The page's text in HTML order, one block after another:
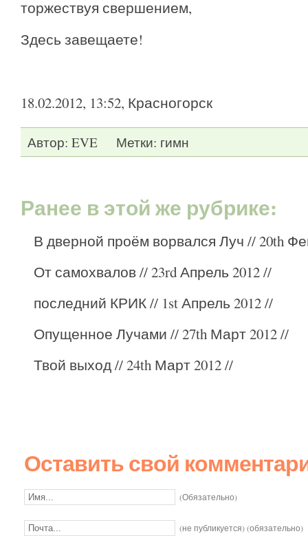
торжествуя свершением,
Здесь завещаете!
18.02.2012, 13:52, Красногорск
Автор: EVE Метки: гимн
Ранее в этой же рубрике:
В дверной проём ворвался Луч // 20th
От самохвалов// 23rd Апрель 2012 //
последний КРИК// 1st Апрель 2012 //
Опущенное Лучами // 27th Март 2012 //
Твой выход// 24th Март 2012 //
Оставить свой
(Обязательно)
(не публикуется) (обязательно)